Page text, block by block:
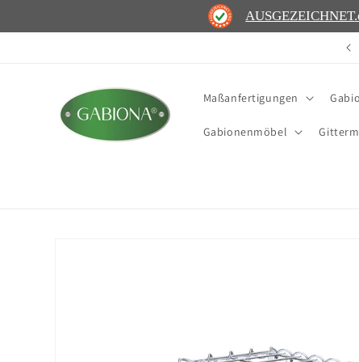
AUSGEZEICHNET
Inhalt
Maßanfertigungen
Gabionenmöbel